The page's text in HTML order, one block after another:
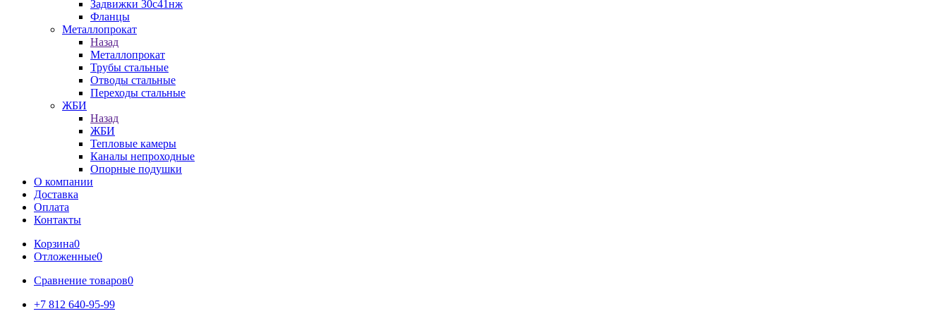
Задвижки 30с41нж
Фланцы
Металлопрокат
Назад
Металлопрокат
Трубы стальные
Отводы стальные
Переходы стальные
ЖБИ
Назад
ЖБИ
Тепловые камеры
Каналы непроходные
Опорные подушки
О компании
Доставка
Оплата
Контакты
Корзина0
Отложенные0
Сравнение товаров0
+7 812 640-95-99